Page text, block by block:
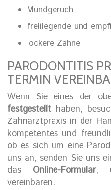
Mundgeruch
freiliegende und
lockere Zähne
PARODONTITIS
TERMIN
Wenn Sie eines der
festgestellthaben,
Zahnarztpraxis in der
kompetentes und
ob es sich um eine
uns an, senden Sie uns
das Online-Formular,
vereinbaren.